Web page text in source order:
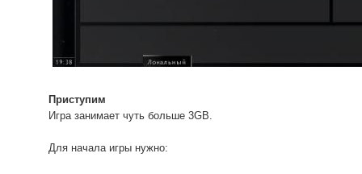
Приступим
Игра занимает чуть больше 3GB.
Для начала игры нужно: